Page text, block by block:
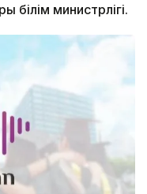
министрлігі.